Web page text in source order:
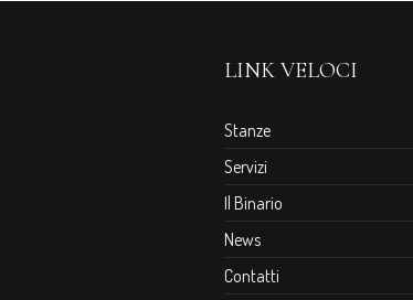
LINK VELOCI
Stanze
Servizi
Il Binario
News
Contatti